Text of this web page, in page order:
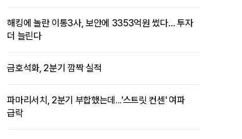
해킹에 놀란 이통3사, 보안에 3353억원 썼다… 투자
더 늘린다
금호석화, 2분기 깜짝 실적
파마리서치, 2분기 부합했는데...'스트릿 컨센' 여파
급락